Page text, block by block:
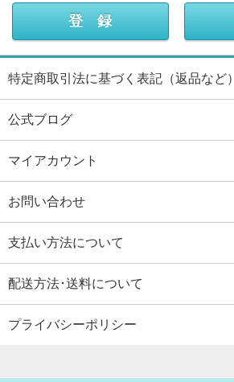
特定商取引法に基づく表記（返品など）
公式ブログ
マイアカウント
お問い合わせ
支払い方法について
配送方法･送料について
プライバシーポリシー